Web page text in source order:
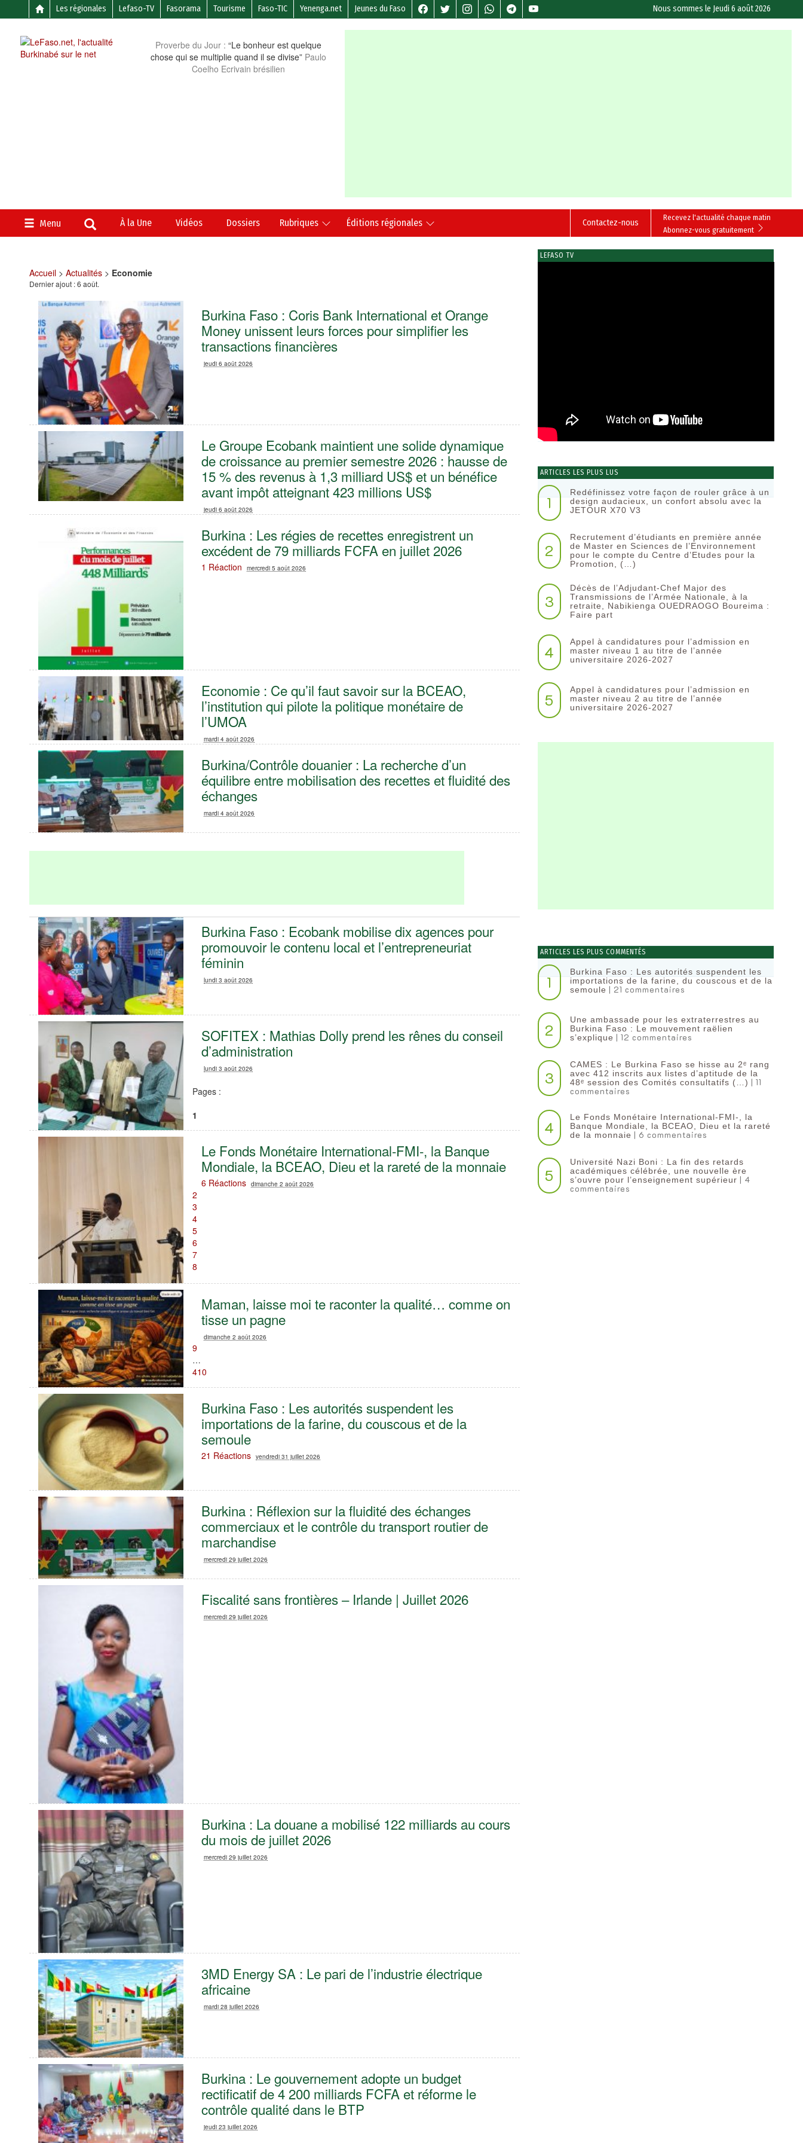
Les régionales Lefaso-TV Fasorama Tourisme Faso-TIC Yenenga.net Jeunes du Faso Nous sommes le Jeudi 6 août 2026
Proverbe du Jour : “Le bonheur est quelque
chose qui se multiplie quand il se divise” Paulo
Coelho Ecrivain brésilien
Menu À la Une Vidéos Dossiers Rubriques Éditions régionales
Recevez l'actualité chaque matin
Abonnez-vous gratuitement
Contactez-nous
Accueil> Actualités> Economie
Dernier ajout : 6 août.
Burkina Faso : Coris Bank International et Orange
Money unissent leurs forces pour simplifier les
transactions financières
jeudi 6 août 2026
Le Groupe Ecobank maintient une solide dynamique
de croissance au premier semestre 2026 : hausse de
15 % des revenus à 1,3 milliard US$ et un bénéfice
avant impôt atteignant 423 millions US$
jeudi 6 août 2026
Burkina : Les régies de recettes enregistrent un
excédent de 79 milliards FCFA en juillet 2026
1 Réaction mercredi 5 août 2026
Economie : Ce qu’il faut savoir sur la BCEAO,
l’institution qui pilote la politique monétaire de
l’UMOA
mardi 4 août 2026
Burkina/Contrôle douanier : La recherche d’un
équilibre entre mobilisation des recettes et fluidité des
échanges
mardi 4 août 2026
Burkina Faso : Ecobank mobilise dix agences pour
promouvoir le contenu local et l’entrepreneuriat
féminin
lundi 3 août 2026
SOFITEX : Mathias Dolly prend les rênes du conseil
d’administration
lundi 3 août 2026
Le Fonds Monétaire International-FMI-, la Banque
Mondiale, la BCEAO, Dieu et la rareté de la monnaie
6 Réactions dimanche 2 août 2026
Maman, laisse moi te raconter la qualité… comme on
tisse un pagne
dimanche 2 août 2026
Burkina Faso : Les autorités suspendent les
importations de la farine, du couscous et de la
semoule
21 Réactions vendredi 31 juillet 2026
Burkina : Réflexion sur la fluidité des échanges
commerciaux et le contrôle du transport routier de
marchandise
mercredi 29 juillet 2026
Fiscalité sans frontières – Irlande | Juillet 2026
mercredi 29 juillet 2026
‎Burkina : La douane a mobilisé 122 milliards au cours
du mois de juillet 2026 ‎
mercredi 29 juillet 2026
3MD Energy SA : Le pari de l’industrie électrique
africaine
mardi 28 juillet 2026
Burkina : Le gouvernement adopte un budget
rectificatif de 4 200 milliards FCFA et réforme le
contrôle qualité dans le BTP
jeudi 23 juillet 2026
Pages :
1
2
3
4
5
6
7
8
9
…
410
LEFASO TV
ARTICLES LES PLUS LUS
1
Redéfinissez votre façon de rouler grâce à un
design audacieux, un confort absolu avec la
JETOUR X70 V3
2
Recrutement d’étudiants en première année
de Master en Sciences de l’Environnement
pour le compte du Centre d’Etudes pour la
Promotion, (…)
3
Décès de l’Adjudant-Chef Major des
Transmissions de l’Armée Nationale, à la
retraite, Nabikienga OUEDRAOGO Boureima :
Faire part
4
Appel à candidatures pour l’admission en
master niveau 1 au titre de l’année
universitaire 2026-2027
5
Appel à candidatures pour l’admission en
master niveau 2 au titre de l’année
universitaire 2026-2027
ARTICLES LES PLUS COMMENTÉS
1
Burkina Faso : Les autorités suspendent les
importations de la farine, du couscous et de la
semoule | 21 commentaires
2
Une ambassade pour les extraterrestres au
Burkina Faso : Le mouvement raëlien
s’explique | 12 commentaires
3
CAMES : Le Burkina Faso se hisse au 2ᵉ rang
avec 412 inscrits aux listes d’aptitude de la
48ᵉ session des Comités consultatifs (…) | 11
commentaires
4
Le Fonds Monétaire International-FMI-, la
Banque Mondiale, la BCEAO, Dieu et la rareté
de la monnaie | 6 commentaires
5
Université Nazi Boni : La fin des retards
académiques célébrée, une nouvelle ère
s’ouvre pour l’enseignement supérieur | 4
commentaires